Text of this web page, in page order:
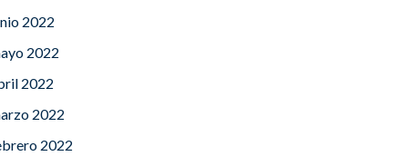
2022
2022
2022
2022
2022